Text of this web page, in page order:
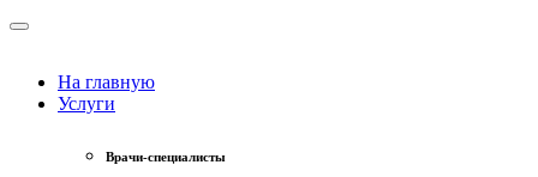
На главную
Услуги
Врачи-специалисты